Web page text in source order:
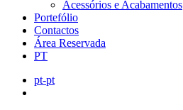
Acessórios e Acabamentos
Portefólio
Contactos
Área Reservada
PT
pt-pt